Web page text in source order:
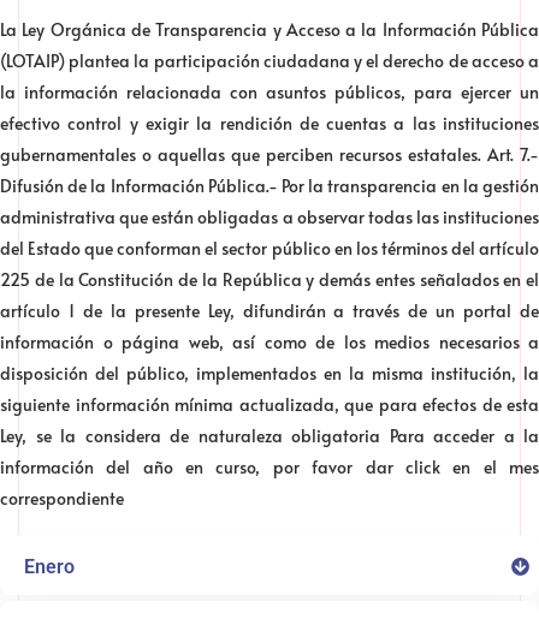
La Ley Orgánica de Transparencia y Acceso a la Información Pública
(LOTAIP) plantea la participación ciudadana y el derecho de acceso a
la información relacionada con asuntos públicos, para ejercer un
efectivo control y exigir la rendición de cuentas a las instituciones
gubernamentales o aquellas que perciben recursos estatales. Art. 7.-
Difusión de la Información Pública.- Por la transparencia en la gestión
administrativa que están obligadas a observar todas las instituciones
del Estado que conforman el sector público en los términos del artículo
225 de la Constitución de la República y demás entes señalados en el
artículo 1 de la presente Ley, difundirán a través de un portal de
información o página web, así como de los medios necesarios a
disposición del público, implementados en la misma institución, la
siguiente información mínima actualizada, que para efectos de esta
Ley, se la considera de naturaleza obligatoria Para acceder a la
información del año en curso, por favor dar click en el mes
correspondiente
Enero